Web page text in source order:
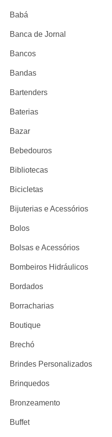
Babá
Banca de Jornal
Bancos
Bandas
Bartenders
Baterias
Bazar
Bebedouros
Bibliotecas
Bicicletas
Bijuterias e Acessórios
Bolos
Bolsas e Acessórios
Bombeiros Hidráulicos
Bordados
Borracharias
Boutique
Brechó
Brindes Personalizados
Brinquedos
Bronzeamento
Buffet